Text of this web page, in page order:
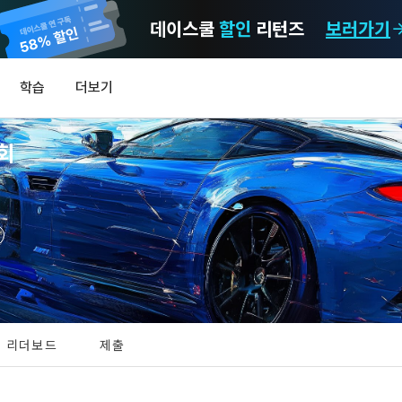
데이스쿨 할인 리턴즈 보러가기
학습 더보기
알림0
메일 인증 필요
[데이콘] 회원가입 인증메일
이용약관
콘 주식회사(이하 “회사”)와 “회원” 간에 정보 서비스를 이용하는 조건 및
약속하여 규정하는 데 그 목적이 있다. “회원”은 모든 약관에 동의해야 하
를 사용한다는 것은 “회원”이 본 약관의 전부에 동의한다는 것을 의미하
스를 사용하는 동안 계속 유효하다. 본 약관은 저작권 분쟁 정책의 조항을
정의)
용하는 용어의 정의는 아래와 같다.
은 "회사"가 서비스를 "회원"에게 제공하기 위하여 컴퓨터 등 정보 통신
의 영업장 또는 "회사"가 운영하는 아래 웹사이트를 말한다.
개인정보 처리방침
데이콘 개인정보 처리방침
(2021.05.24 본)
용자 개인정보 보호를 여러 경영요소 가운데 최우선의 가치로 두고 있습
이콘’ 또는 ‘회사’)는 서비스 기획부터 종료까지 정보통신망 이용촉진 및
‘정보통신망법’), 개인정보보호법 등 국내의 개인정보 보호 법령을 철저
리방침의 의의
정보를 수집하고, 수집한 정보를 어떻게 사용하며, 필요에 따라 누구와 이
며, 이용목적을 달성한 정보를 언제, 어떻게 파기 하는지 등 ‘개인정보의 한살
게 제공합니다.
마케팅 정보 수신 동의
의 이용목적
하는 이용자 맞춤형 서비스 및 상품 추천, 각종 경품 행사, 이벤트, 경진대
보를 전자우편이나
(SMS 또는 카카오 알림톡), 푸시, 전화 등을 통해 이용자에게 제공합니다.
동의는 거부하실 수 있으며 동의 이후에라도 고객의 의사에 따라 동의를
시더라도 DACON에서 제공하는 서비스의 이용에 제한이 되지 않습니다.
트 및 이용자 맞춤형 상품 추천 등의 마케팅 정보 안내 서비스가 제한됩니다.
리더보드 제출